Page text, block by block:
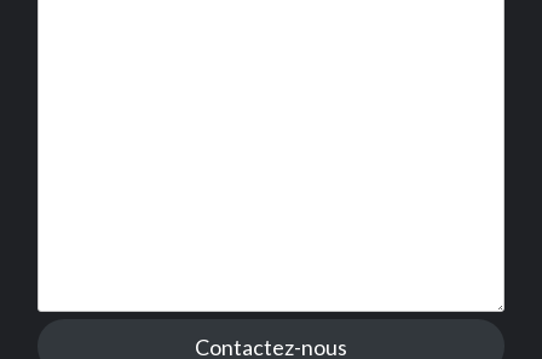
Contactez-nous